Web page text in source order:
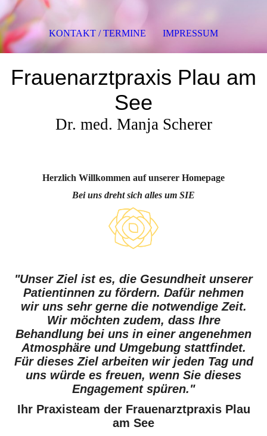
Frauenarztpraxis Plau am
See
Dr. med. Manja Scherer
Herzlich Willkommen auf unserer Homepage
Bei uns dreht sich alles um SIE
"Unser Ziel ist es, die Gesundheit unserer
Patientinnen zu fördern. Dafür nehmen
wir uns sehr gerne die notwendige Zeit.
Wir möchten zudem, dass Ihre
Behandlung bei uns in einer angenehmen
Atmosphäre und Umgebung stattfindet.
Für dieses Ziel arbeiten wir jeden Tag und
uns würde es freuen, wenn Sie dieses
Engagement spüren."
Ihr Praxisteam der Frauenarztpraxis Plau
am See
KONTAKT / TERMINE IMPRESSUM